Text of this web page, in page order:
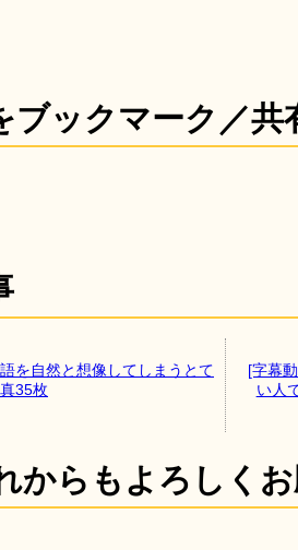
ブックマーク／共
を自然と想像してしまうとて
35枚
[字幕
い人
からもよろしく